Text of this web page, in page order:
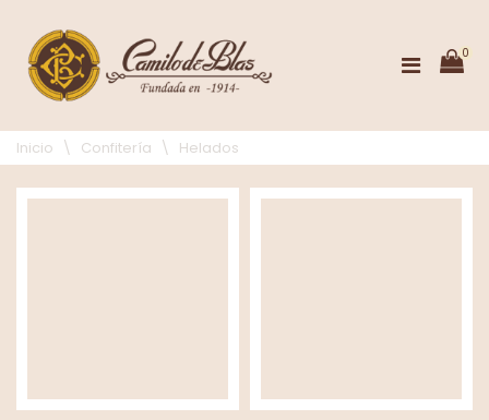
0
Inicio \ Confitería \ Helados